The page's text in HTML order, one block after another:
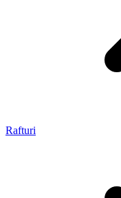
Rafturi